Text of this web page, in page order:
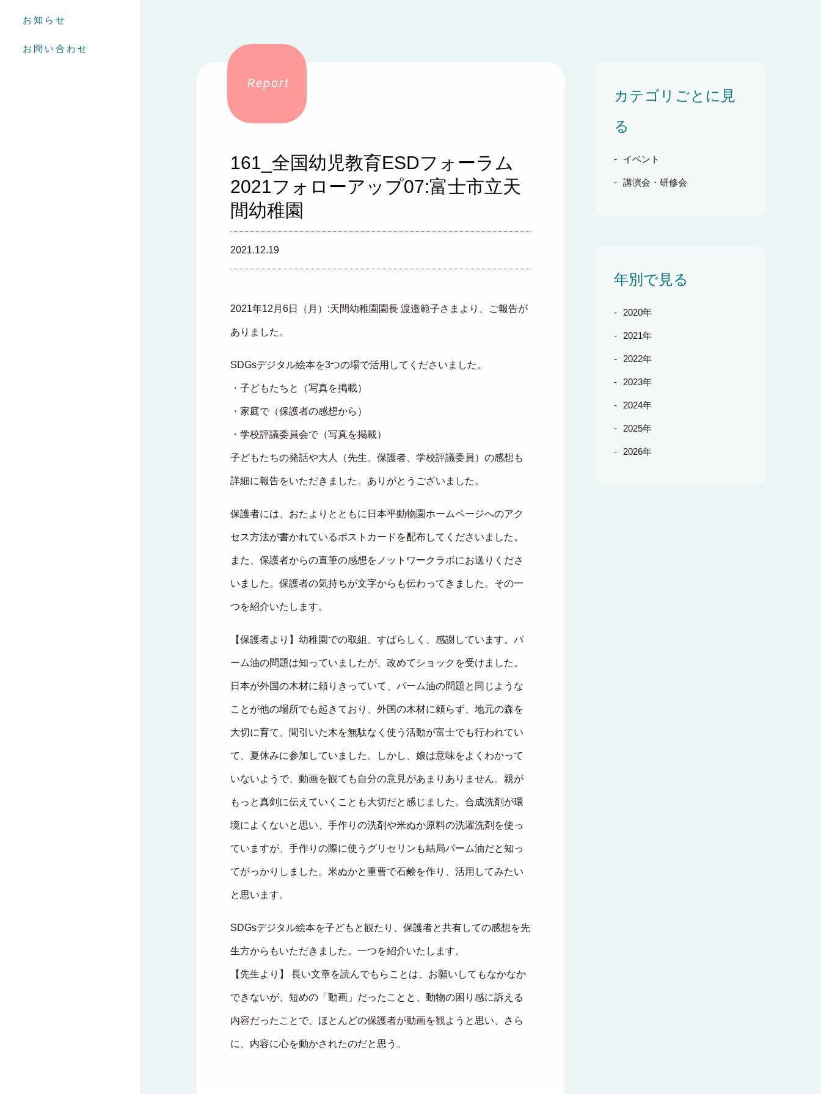
お知らせ
お問い合わせ
161_全国幼児教育ESDフォーラム
2021フォローアップ07:富士市立天
間幼稚園
2021.12.19
2021年12月6日（月）:天間幼稚園園長 渡邉範子さまより、ご報告が
ありました。
SDGsデジタル絵本を3つの場で活用してくださいました。
・子どもたちと（写真を掲載）
・家庭で（保護者の感想から）
・学校評議委員会で（写真を掲載）
子どもたちの発話や大人（先生、保護者、学校評議委員）の感想も
詳細に報告をいただきました。ありがとうございました。
保護者には、おたよりとともに日本平動物園ホームページへのアク
セス方法が書かれているポストカードを配布してくださいました。
また、保護者からの直筆の感想をノットワークラボにお送りくださ
いました。保護者の気持ちが文字からも伝わってきました。その一
つを紹介いたします。
【保護者より】幼稚園での取組、すばらしく、感謝しています。パ
ーム油の問題は知っていましたが、改めてショックを受けました。
日本が外国の木材に頼りきっていて、パーム油の問題と同じような
ことが他の場所でも起きており、外国の木材に頼らず、地元の森を
大切に育て、間引いた木を無駄なく使う活動が富士でも行われてい
て、夏休みに参加していました。しかし、娘は意味をよくわかって
いないようで、動画を観ても自分の意見があまりありません。親が
もっと真剣に伝えていくことも大切だと感じました。合成洗剤が環
境によくないと思い、手作りの洗剤や米ぬか原料の洗濯洗剤を使っ
ていますが、手作りの際に使うグリセリンも結局パーム油だと知っ
てがっかりしました。米ぬかと重曹で石鹸を作り、活用してみたい
と思います。
SDGsデジタル絵本を子どもと観たり、保護者と共有しての感想を先
生方からもいただきました。一つを紹介いたします。
【先生より】 長い文章を読んでもらことは、お願いしてもなかなか
できないが、短めの「動画」だったことと、動物の困り感に訴える
内容だったことで、ほとんどの保護者が動画を観ようと思い、さら
に、内容に心を動かされたのだと思う。
カテゴリごとに見
る
イベント
講演会・研修会
年別で見る
2020年
2021年
2022年
2023年
2024年
2025年
2026年